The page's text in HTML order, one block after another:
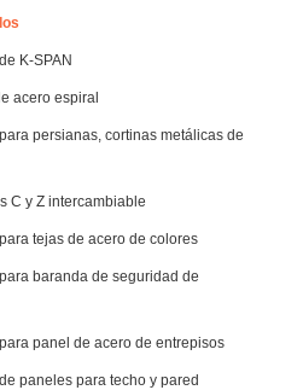
K-SPAN
acero espiral
persianas, cortinas metálicas de
C y Z intercambiable
tejas de acero de colores
baranda de seguridad de
panel de acero de entrepisos
paneles para techo y pared